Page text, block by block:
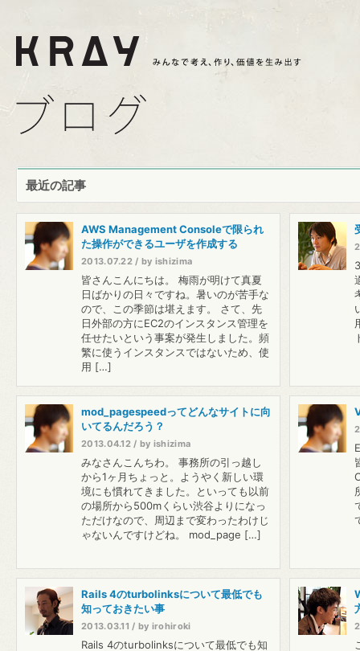
最近の記事
AWS Management Consoleで限られ
た操作ができるユーザを作成する
2013.07.22 / by ishizima
皆さんこんにちは。 梅雨が明けて真夏
日ばかりの日々ですね。暑いのが苦手な
ので、この季節は堪えます。 さて、先
日外部の方にEC2のインスタンス管理を
任せたいという事案が発生しました。頻
繁に使うインスタンスではないため、使
用 […]
mod_pagespeedってどんなサイトに向
いてるんだろう？
2013.04.12 / by ishizima
みなさんこんちわ。 事務所の引っ越し
から1ヶ月ちょっと。ようやく新しい環
境にも慣れてきました。といっても以前
の場所から500mくらい渋谷よりになっ
ただけなので、周辺まで変わったわけじ
ゃないんですけどね。 mod_page […]
Rails 4のturbolinksについて最低でも
知っておきたい事
2013.03.11 / by irohiroki
Rails 4のturbolinksについて最低でも知